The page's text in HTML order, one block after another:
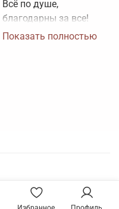
Всё по душе,
благодарны за все!
Показать полностью